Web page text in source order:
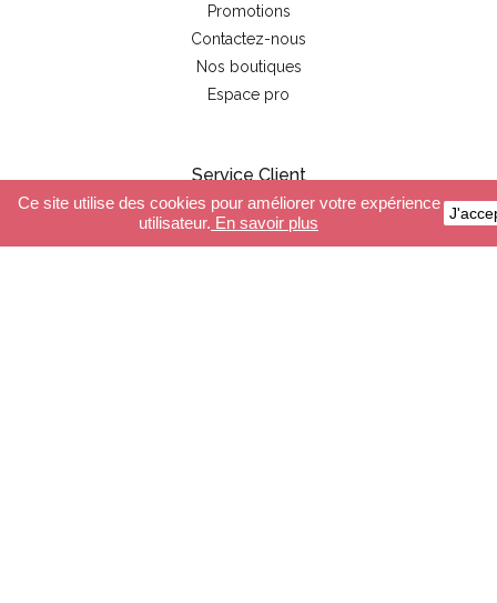
Promotions
Contactez-nous
Nos boutiques
Espace pro
Service Client
Paiement sécurisé
Ce site utilise des cookies pour améliorer votre expérience
utilisateur. En savoir plus